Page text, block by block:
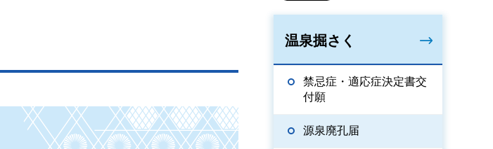
温泉掘さく
禁忌症・適応症決定書交
付願
源泉廃孔届